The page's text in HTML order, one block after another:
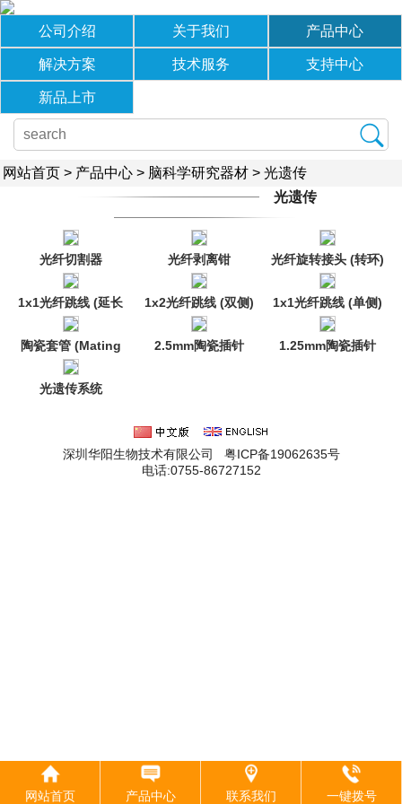
公司介绍 关于我们 产品中心
解决方案 技术服务 支持中心
新品上市
网站首页 > 产品中心 > 脑科学研究器材 > 光遗传
光遗传
光纤切割器 光纤剥离钳 光纤旋转接头 (转环)
1x1光纤跳线 (延长
线)
1x2光纤跳线 (双侧) 1x1光纤跳线 (单侧)
陶瓷套管 (Mating
Sleeve)
2.5mm陶瓷插针
1.25mm陶瓷插针
光遗传系统
深圳华阳生物技术有限公司 粤ICP备19062635号
电话:0755-86727152
网站首页 产品中心 联系我们 一键拨号